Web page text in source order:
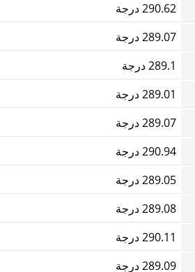
290.62 درجة
289.07 درجة
289.1 درجة
289.01 درجة
289.07 درجة
290.94 درجة
289.05 درجة
289.08 درجة
290.11 درجة
289.09 درجة